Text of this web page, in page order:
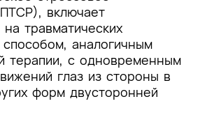
включает
травматических
аналогичным
терапии, с одновременным
глаз из стороны в
форм двусторонней